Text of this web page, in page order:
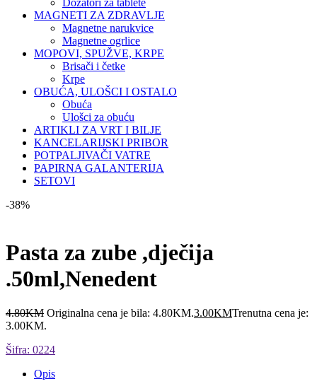
Dozatori za tablete
MAGNETI ZA ZDRAVLJE
Magnetne narukvice
Magnetne ogrlice
MOPOVI, SPUŽVE, KRPE
Brisači i četke
Krpe
OBUĆA, ULOŠCI I OSTALO
Obuća
Ulošci za obuću
ARTIKLI ZA VRT I BILJE
KANCELARIJSKI PRIBOR
POTPALJIVAČI VATRE
PAPIRNA GALANTERIJA
SETOVI
-38%
Pasta za zube ,dječija
.50ml,Nenedent
4.80KM Originalna cena je bila: 4.80KM.3.00KMTrenutna cena je:
3.00KM.
Šifra: 0224
Opis